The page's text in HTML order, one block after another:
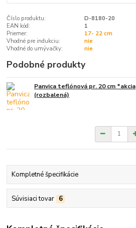
Číslo produktu:
D-8180-20
EAN kód:
1
Priemer:
17- 22 cm
Vhodné pre indukciu:
nie
Vhodné do umývačky:
nie
Podobné produkty
Panvica teflónová pr. 20 cm *akcia
(rozbalená)
Kompletné špecifikácie
Súvisiaci tovar 6